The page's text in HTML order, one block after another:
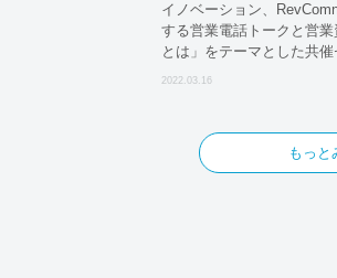
イノベーション、
する営業電話トークと営
とは」をテーマとした共催
2022.03.16
もっと